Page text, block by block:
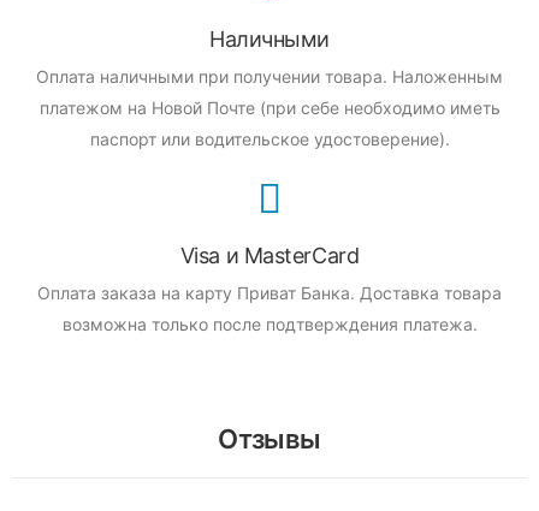
Наличными
Оплата наличными при получении товара. Наложенным
платежом на Новой Почте (при себе необходимо иметь
паспорт или водительское удостоверение).
Visa и MasterCard
Оплата заказа на карту Приват Банка. Доставка товара
возможна только после подтверждения платежа.
Отзывы